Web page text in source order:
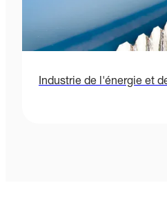
Industrie de l'énergie et